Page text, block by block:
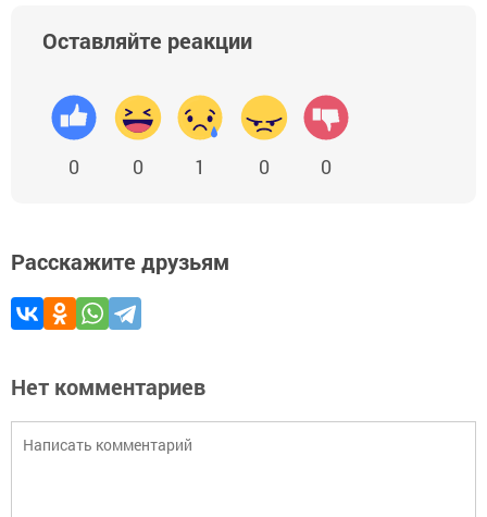
Оставляйте реакции
0 0 1 0 0
Расскажите друзьям
Нет комментариев